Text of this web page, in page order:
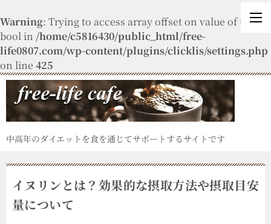
Warning: Trying to access array offset on value of type
bool in /home/c5816430/public_html/free-
life0807.com/wp-content/plugins/clicklis/settings.php
on line 425
中高年のダイエットを食を通じてサポートするサイトです
イヌリンとは？効果的な摂取方法や摂取目安
量について